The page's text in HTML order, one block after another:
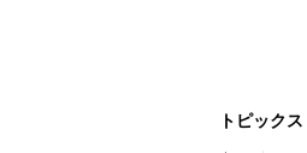
トピックス